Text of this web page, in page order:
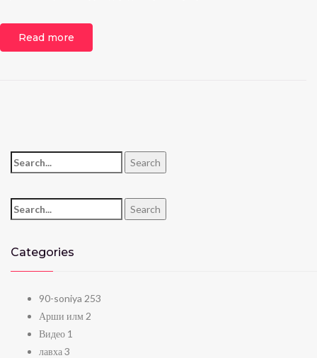
Read more
Search for: Search
Search for: Search
Categories
90-soniya 253
Арши илм 2
Видео 1
лавха3